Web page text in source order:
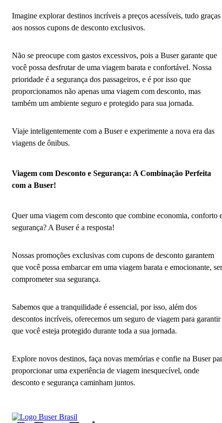
Imagine explorar destinos incríveis a preços acessíveis, tudo graças
aos nossos cupons de desconto exclusivos.
Não se preocupe com gastos excessivos, pois a Buser garante que
você possa desfrutar de uma viagem barata e confortável. Nossa
prioridade é a segurança dos passageiros, e é por isso que
proporcionamos não apenas uma viagem com desconto, mas
também um ambiente seguro e protegido para sua jornada.
Viaje inteligentemente com a Buser e experimente a nova era das
viagens de ônibus.
Viagem com Desconto e Segurança: A Combinação Perfeita
com a Buser!
Quer uma viagem com desconto que combine economia, conforto
segurança? A Buser é a resposta!
Nossas promoções exclusivas com cupons de desconto garantem
que você possa embarcar em uma viagem barata e emocionante,
comprometer sua segurança.
Sabemos que a tranquilidade é essencial, por isso, além dos
descontos incríveis, oferecemos um seguro de viagem para garantir
que você esteja protegido durante toda a sua jornada.
Explore novos destinos, faça novas memórias e confie na Buser
proporcionar uma experiência de viagem inesquecível, onde
desconto e segurança caminham juntos.